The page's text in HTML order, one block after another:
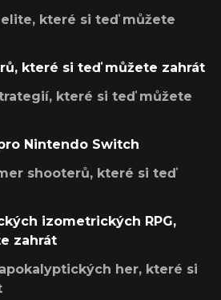
které si teď můžete
které si teď můžete zahrát
které si teď můžete
Nintendo Switch
shooterů, které si teď
izometrických RPG,
zahrát
her, které si